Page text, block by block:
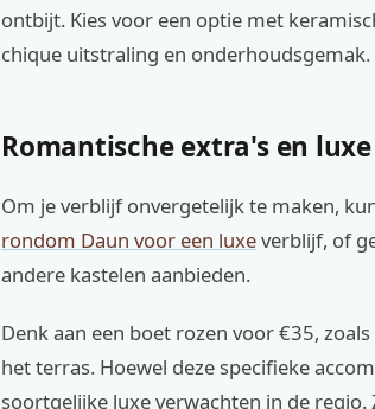
ontbijt. Kies voor een optie met
chique uitstraling en onderhoudsgemak.
Romantische extra's en
Om je verblijf onvergetelijk te maken,
rondom Daun voor een luxeverblijf, of
andere kastelen aanbieden.
Denk aan een boet rozen voor €35,
het terras. Hoewel deze specifieke
soortgelijke luxe verwachten in de